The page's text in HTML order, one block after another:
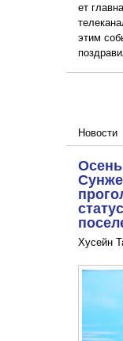
ет
этим
Новости
Хусейн